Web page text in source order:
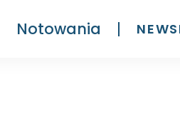
Notowania